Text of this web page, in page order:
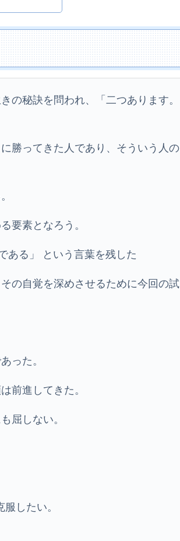
の秘訣を問われ、「二つあります。
勝ってきた人であり、そういう人の
要素となろう。
ある」 という言葉を残した
の自覚を深めさせるために今回の試
った。
前進してきた。
屈しない。
したい。